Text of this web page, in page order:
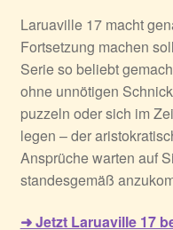
Laruaville 17 macht
Fortsetzung machen
Serie so beliebt
ohne unnötigen
puzzeln oder sich im
legen – der
Ansprüche warten auf
standesgemäß
➜ Jetzt Laruaville 17